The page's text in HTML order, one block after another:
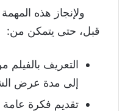
بطاقة
ملخص
الخاتمة
ولإنجاز هذه
قبل، حتى يتمكن من:
التعريف بالفيلم
إلى مدة عرض
تقديم فكرة